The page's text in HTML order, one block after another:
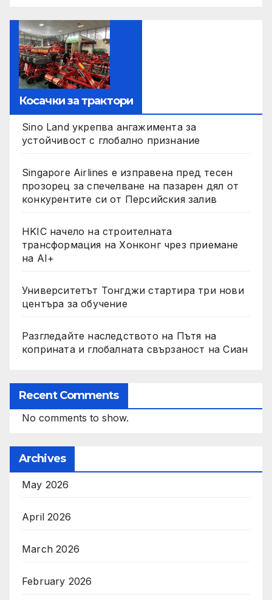
Косачки за трактори
Sino Land укрепва ангажимента за
устойчивост с глобално признание
Singapore Airlines е изправена пред тесен
прозорец за спечелване на пазарен дял от
конкурентите си от Персийския залив
HKIC начело на строителната
трансформация на Хонконг чрез приемане
на AI+
Университетът Тонгджи стартира три нови
центъра за обучение
Разгледайте наследството на Пътя на
коприната и глобалната свързаност на Сиан
Recent Comments
No comments to show.
Archives
May 2026
April 2026
March 2026
February 2026